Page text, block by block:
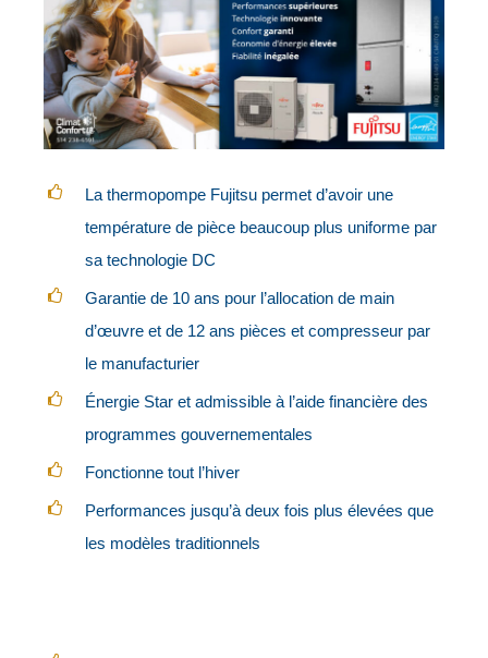
La thermopompe Fujitsu permet d’avoir une
température de pièce beaucoup plus uniforme par
sa technologie DC
Garantie de 10 ans pour l’allocation de main
d’œuvre et de 12 ans pièces et compresseur par
le manufacturier
Énergie Star et admissible à l’aide financière des
programmes gouvernementales
Fonctionne tout l’hiver
Performances jusqu’à deux fois plus élevées que
les modèles traditionnels